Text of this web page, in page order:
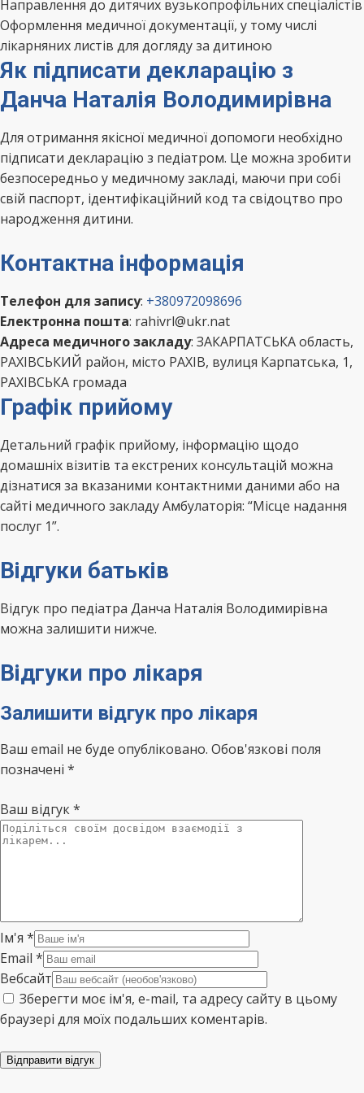
Направлення до дитячих вузькопрофільних спеціалістів
Оформлення медичної документації, у тому числі
лікарняних листів для догляду за дитиною
Як підписати декларацію з
Данча Наталія Володимирівна
Для отримання якісної медичної допомоги необхідно
підписати декларацію з педіатром. Це можна зробити
безпосередньо у медичному закладі, маючи при собі
свій паспорт, ідентифікаційний код та свідоцтво про
народження дитини.
Контактна інформація
Телефон для запису: +380972098696
Електронна пошта: rahivrl@ukr.nat
Адреса медичного закладу: ЗАКАРПАТСЬКА область,
РАХІВСЬКИЙ район, місто РАХІВ, вулиця Карпатська, 1,
РАХІВСЬКА громада
Графік прийому
Детальний графік прийому, інформацію щодо
домашніх візитів та екстрених консультацій можна
дізнатися за вказаними контактними даними або на
сайті медичного закладу Амбулаторія: “Місце надання
послуг 1”.
Відгуки батьків
Відгук про педіатра Данча Наталія Володимирівна
можна залишити нижче.
Відгуки про лікаря
Залишити відгук про лікаря
Ваш email не буде опубліковано. Обов'язкові поля
позначені *
Ваш відгук*
Ім'я *
Email *
Вебсайт
Зберегти моє ім'я, e-mail, та адресу сайту в цьому
браузері для моїх подальших коментарів.
Відправити відгук